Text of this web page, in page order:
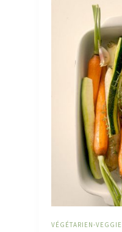
VÉGÉTARIEN-VEGGIE